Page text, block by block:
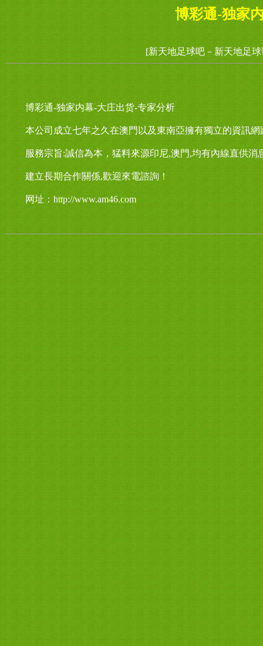
博彩通-独家
[新天地足球吧－新天地足
博彩通-独家内幕-大庄出货-专家分析
本公司成立七年之久在澳門以及東南亞擁有獨立的資訊
服務宗旨:誠信為本，猛料來源印尼,澳門,均有內線直供
建立長期合作關係,歡迎來電諮詢！
网址：http://www.am46.com